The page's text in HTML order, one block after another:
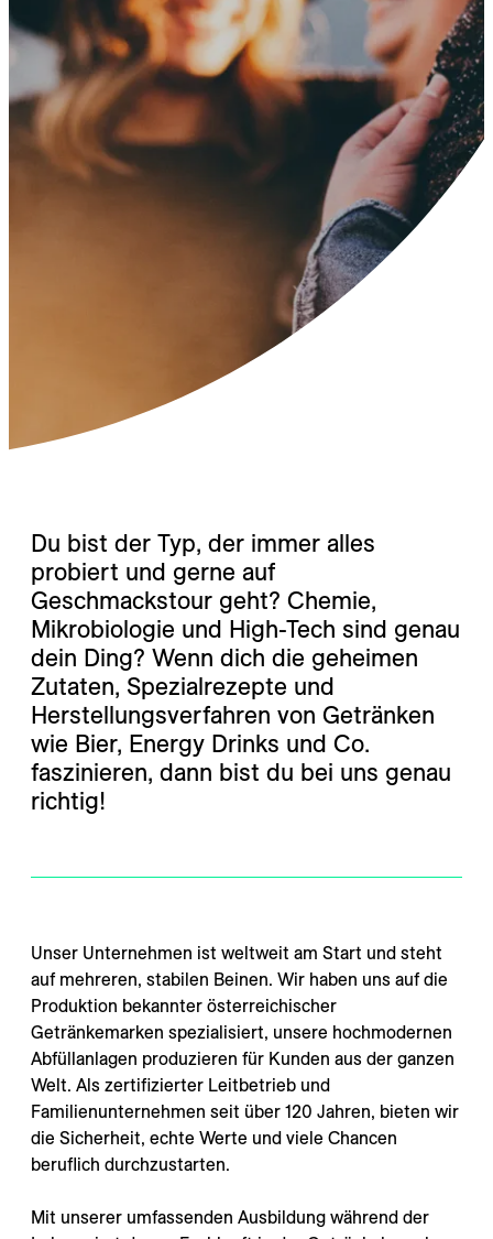
---
---
---
Du bist der Typ, der immer alles
probiert und gerne auf
Geschmackstour geht? Chemie,
Mikrobiologie und High-Tech sind genau
dein Ding? Wenn dich die geheimen
Zutaten, Spezialrezepte und
Herstellungsverfahren von Getränken
wie Bier, Energy Drinks und Co.
faszinieren, dann bist du bei uns genau
richtig!
Unser Unternehmen ist weltweit am Start und steht
auf mehreren, stabilen Beinen. Wir haben uns auf die
Produktion bekannter österreichischer
Getränkemarken spezialisiert, unsere hochmodernen
Abfüllanlagen produzieren für Kunden aus der ganzen
Welt. Als zertifizierter Leitbetrieb und
Familienunternehmen seit über 120 Jahren, bieten wir
die Sicherheit, echte Werte und viele Chancen
beruflich durchzustarten.
Mit unserer umfassenden Ausbildung während der